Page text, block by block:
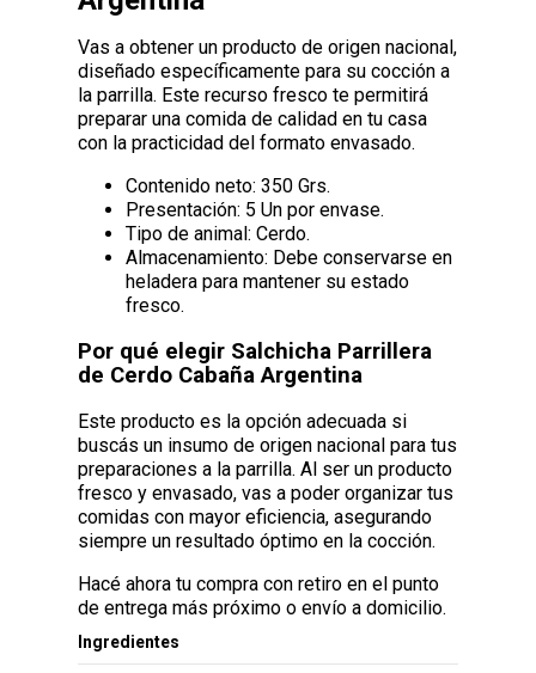
Vas a obtener un producto de origen nacional,
diseñado específicamente para su cocción a
la parrilla. Este recurso fresco te permitirá
preparar una comida de calidad en tu casa
con la practicidad del formato envasado.
Contenido neto: 350 Grs.
Presentación: 5 Un por envase.
Tipo de animal: Cerdo.
Almacenamiento: Debe conservarse en
heladera para mantener su estado
fresco.
Por qué elegir Salchicha Parrillera
de Cerdo Cabaña Argentina
Este producto es la opción adecuada si
buscás un insumo de origen nacional para tus
preparaciones a la parrilla. Al ser un producto
fresco y envasado, vas a poder organizar tus
comidas con mayor eficiencia, asegurando
siempre un resultado óptimo en la cocción.
Hacé ahora tu compra con retiro en el punto
de entrega más próximo o envío a domicilio.
Ingredientes